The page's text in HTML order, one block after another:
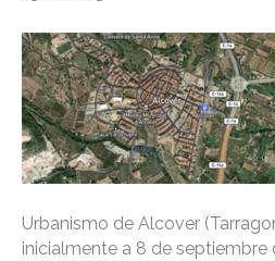
Urbanismo de Alcover
inicialmente a 8 de septiembre